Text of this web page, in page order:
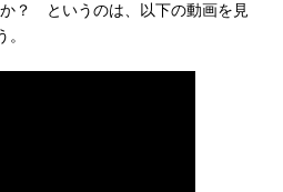
？ というのは、以下の動画を見